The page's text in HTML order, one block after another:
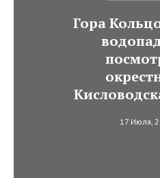
Гора
17 Июля,